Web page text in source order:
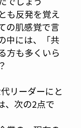
反発を覚え
の肌感覚で言
中には、「共
方も多くいら
リーダーにと
、次の2点で